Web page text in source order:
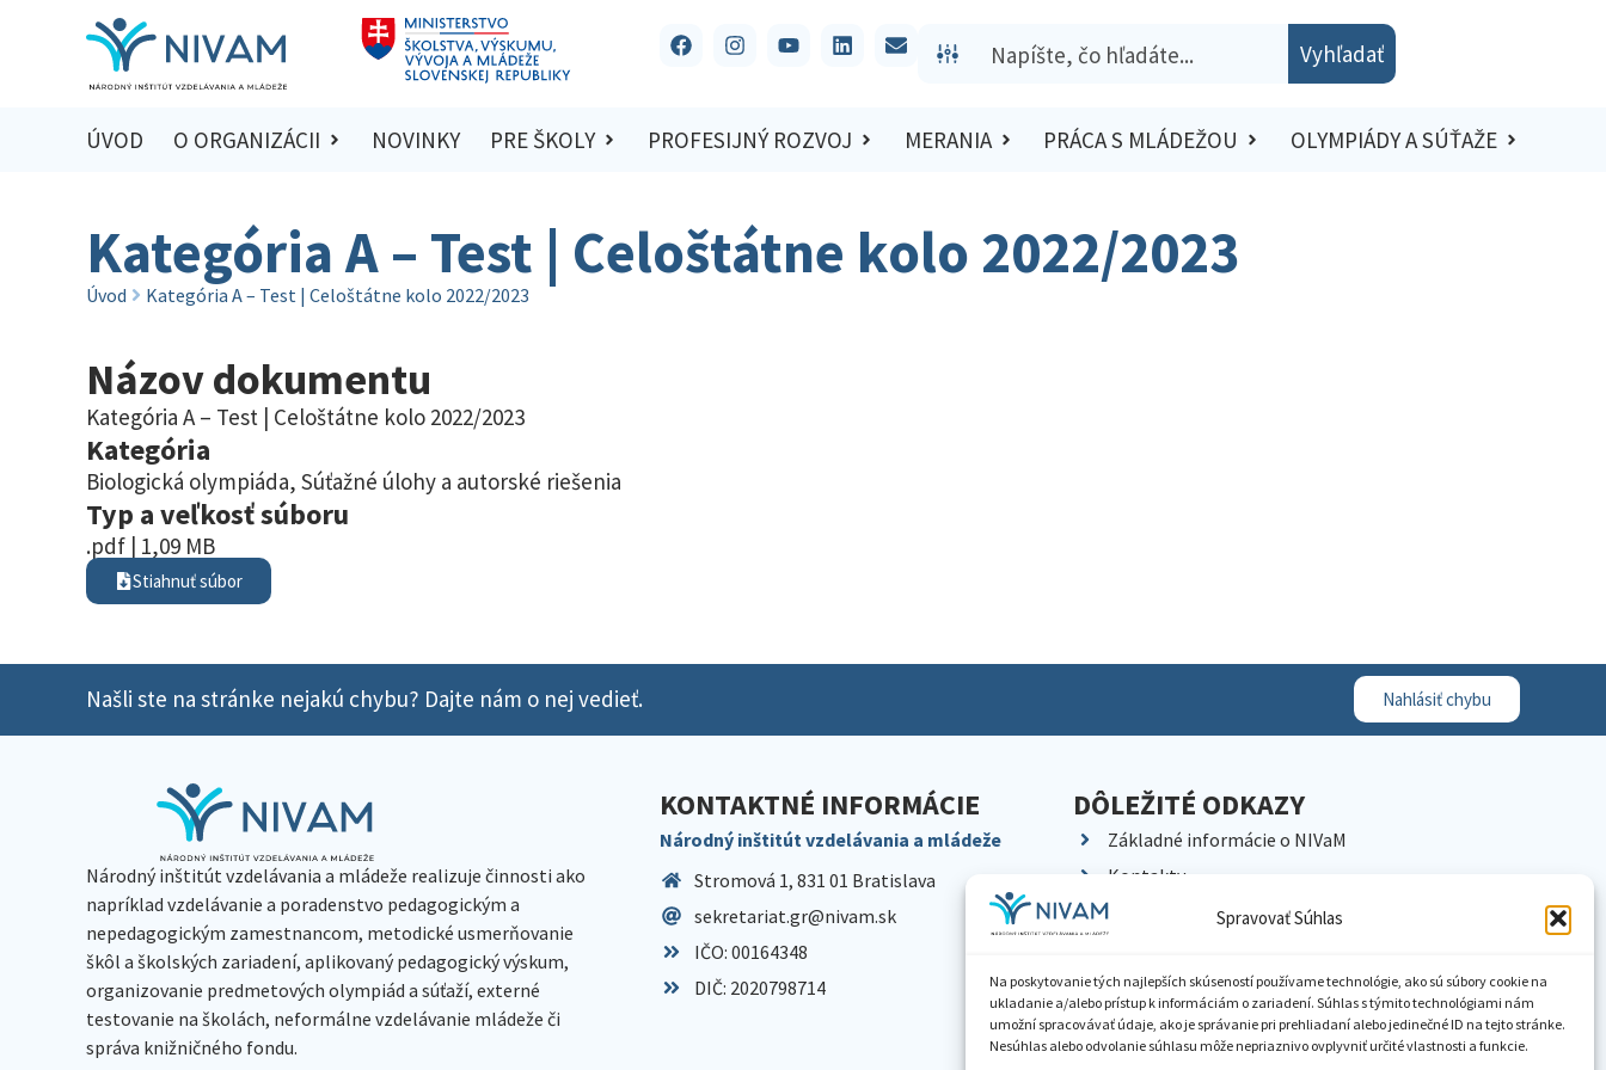
Spravovať Súhlas
Na poskytovanie tých najlepších skúseností používame technológie, ako sú súbory cookie na
ukladanie a/alebo prístup k informáciám o zariadení. Súhlas s týmito technológiami nám
umožní spracovávať údaje, ako je správanie pri prehliadaní alebo jedinečné ID na tejto stránke.
Nesúhlas alebo odvolanie súhlasu môže nepriaznivo ovplyvniť určité vlastnosti a funkcie.
Vyhľadať
ÚVOD O ORGANIZÁCII NOVINKY PRE ŠKOLY PROFESIJNÝ ROZVOJ MERANIA PRÁCA S MLÁDEŽOU OLYMPIÁDY A SÚŤAŽE
Kategória A – Test | Celoštátne kolo 2022/2023
Úvod Kategória A – Test | Celoštátne kolo 2022/2023
Názov dokumentu
Kategória A – Test | Celoštátne kolo 2022/2023
Kategória
Biologická olympiáda, Súťažné úlohy a autorské riešenia
Typ a veľkosť súboru
.pdf | 1,09 MB
Stiahnuť súbor
Našli ste na stránke nejakú chybu? Dajte nám o nej vedieť. Nahlásiť chybu
Národný inštitút vzdelávania a mládeže realizuje činnosti ako
napríklad vzdelávanie a poradenstvo pedagogickým a
nepedagogickým zamestnancom, metodické usmerňovanie
škôl a školských zariadení, aplikovaný pedagogický výskum,
organizovanie predmetových olympiád a súťaží, externé
testovanie na školách, neformálne vzdelávanie mládeže či
správa knižničného fondu.
KONTAKTNÉ INFORMÁCIE
Národný inštitút vzdelávania a mládeže
Stromová 1, 831 01 Bratislava
sekretariat.gr@nivam.sk
IČO: 00164348
DIČ: 2020798714
DÔLEŽITÉ ODKAZY
Základné informácie o NIVaM
Kontakty
Kariéra
Pracoviská NIVaM
Dokumenty inštitúcie
Knižnica